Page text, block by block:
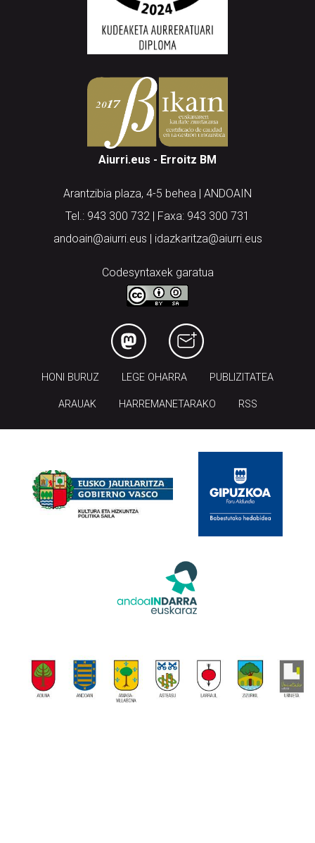
Aiurri.eus - Erroitz BM
Arantzibia plaza, 4-5 behea | ANDOAIN
Tel.: 943 300 732 | Faxa: 943 300 731
andoain@aiurri.eus | idazkaritza@aiurri.eus
Codesyntaxek garatua
HONI BURUZ LEGE OHARRA PUBLIZITATEA
ARAUAK HARREMANETARAKO RSS